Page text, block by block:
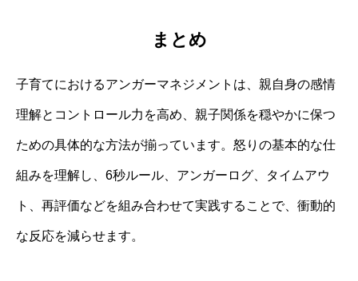
まとめ
子育てにおけるアンガーマネジメントは、親自身の感情
理解とコントロール力を高め、親子関係を穏やかに保つ
ための具体的な方法が揃っています。怒りの基本的な仕
組みを理解し、6秒ルール、アンガーログ、タイムアウ
ト、再評価などを組み合わせて実践することで、衝動的
な反応を減らせます。